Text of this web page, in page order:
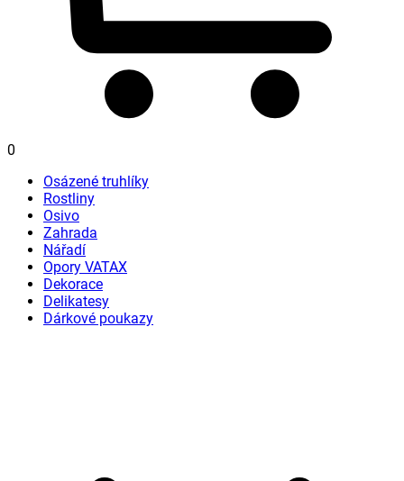
0
Osázené truhlíky
Rostliny
Osivo
Zahrada
Nářadí
Opory VATAX
Dekorace
Delikatesy
Dárkové poukazy